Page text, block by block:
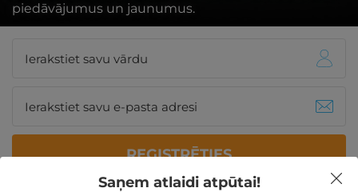
piedāvājumus un jaunumus.
REĢISTRĒTIES
Saņem atlaidi atpūtai!